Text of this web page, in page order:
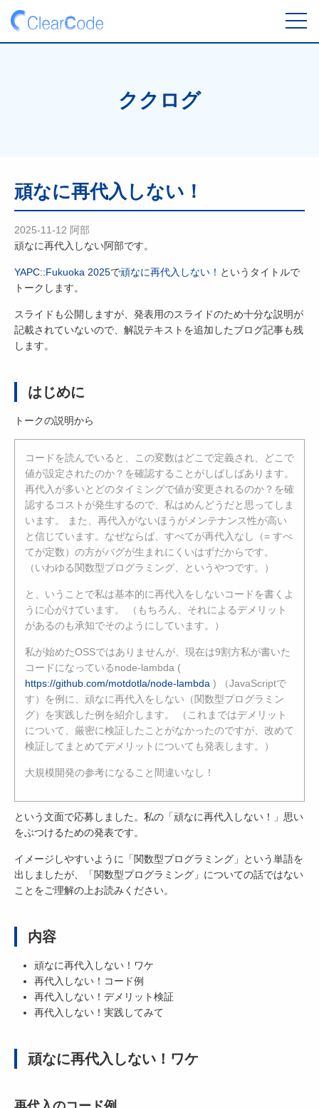
ククログ
頑なに再代入しない！
2025-11-12 阿部
頑なに再代入しない阿部です。
YAPC::Fukuoka 2025で頑なに再代入しない！ というタイトルで
トークします。
スライドも公開しますが、発表用のスライドのため十分な説明が
記載されていないので、解説テキストを追加したブログ記事も残
します。
はじめに
トークの説明から
コードを読んでいると、この変数はどこで定義され、どこで
値が設定されたのか？を確認することがしばしばあります。
再代入が多いとどのタイミングで値が変更されるのか？を確
認するコストが発生するので、私はめんどうだと思ってしま
います。 また、再代入がないほうがメンテナンス性が高い
と信じています。なぜならば、すべてが再代入なし（= すべ
てが定数）の方がバグが生まれにくいはずだからです。
（いわゆる関数型プログラミング、というやつです。）
と、いうことで私は基本的に再代入をしないコードを書くよ
うに心がけています。 （もちろん、それによるデメリット
があるのも承知でそのようにしています。）
私が始めたOSSではありませんが、現在は9割方私が書いた
コードになっているnode-lambda (
https://github.com/motdotla/node-lambda ) （JavaScriptで
す）を例に、頑なに再代入をしない（関数型プログラミン
グ）を実践した例を紹介します。 （これまではデメリット
について、厳密に検証したことがなかったのですが、改めて
検証してまとめてデメリットについても発表します。）
大規模開発の参考になること間違いなし！
という文面で応募しました。私の「頑なに再代入しない！」思い
をぶつけるための発表です。
イメージしやすいように「関数型プログラミング」という単語を
出しましたが、「関数型プログラミング」についての話ではない
ことをご理解の上お読みください。
内容
頑なに再代入しない！ワケ
再代入しない！コード例
再代入しない！デメリット検証
再代入しない！実践してみて
頑なに再代入しない！ワケ